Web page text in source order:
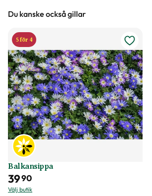
Du kanske också gillar
5 för 4
Balkansippa
3990
Välj butik